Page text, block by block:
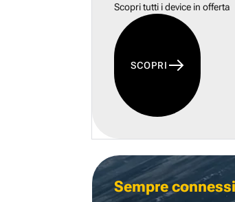
Scopri tutti i device in offerta
SCOPRI
Sempre